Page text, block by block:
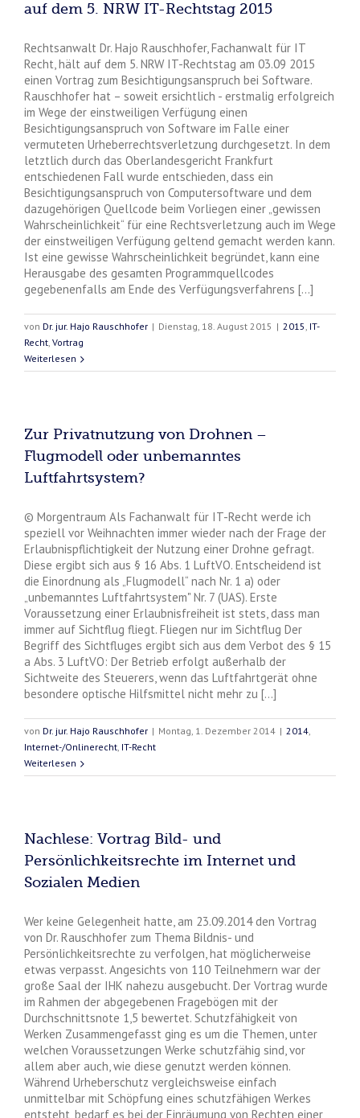
auf dem 5. NRW IT-Rechtstag 2015
Rechtsanwalt Dr. Hajo Rauschhofer, Fachanwalt für IT
Recht, hält auf dem 5. NRW IT-Rechtstag am 03.09 2015
einen Vortrag zum Besichtigungsanspruch bei Software.
Rauschhofer hat – soweit ersichtlich - erstmalig erfolgreich
im Wege der einstweiligen Verfügung einen
Besichtigungsanspruch von Software im Falle einer
vermuteten Urheberrechtsverletzung durchgesetzt. In dem
letztlich durch das Oberlandesgericht Frankfurt
entschiedenen Fall wurde entschieden, dass ein
Besichtigungsanspruch von Computersoftware und dem
dazugehörigen Quellcode beim Vorliegen einer „gewissen
Wahrscheinlichkeit“ für eine Rechtsverletzung auch im Wege
der einstweiligen Verfügung geltend gemacht werden kann.
Ist eine gewisse Wahrscheinlichkeit begründet, kann eine
Herausgabe des gesamten Programmquellcodes
gegebenenfalls am Ende des Verfügungsverfahrens [...]
von Dr. jur. Hajo Rauschhofer | Dienstag, 18. August 2015 | 2015, IT-
Recht, Vortrag
Weiterlesen
Zur Privatnutzung von Drohnen –
Flugmodell oder unbemanntes
Luftfahrtsystem?
© Morgentraum Als Fachanwalt für IT-Recht werde ich
speziell vor Weihnachten immer wieder nach der Frage der
Erlaubnispflichtigkeit der Nutzung einer Drohne gefragt.
Diese ergibt sich aus § 16 Abs. 1 LuftVO. Entscheidend ist
die Einordnung als „Flugmodell“ nach Nr. 1 a) oder
„unbemanntes Luftfahrtsystem" Nr. 7 (UAS). Erste
Voraussetzung einer Erlaubnisfreiheit ist stets, dass man
immer auf Sichtflug fliegt. Fliegen nur im Sichtflug Der
Begriff des Sichtfluges ergibt sich aus dem Verbot des § 15
a Abs. 3 LuftVO: Der Betrieb erfolgt außerhalb der
Sichtweite des Steuerers, wenn das Luftfahrtgerät ohne
besondere optische Hilfsmittel nicht mehr zu [...]
von Dr. jur. Hajo Rauschhofer | Montag, 1. Dezember 2014 | 2014,
Internet-/Onlinerecht, IT-Recht
Weiterlesen
Nachlese: Vortrag Bild- und
Persönlichkeitsrechte im Internet und
Sozialen Medien
Wer keine Gelegenheit hatte, am 23.09.2014 den Vortrag
von Dr. Rauschhofer zum Thema Bildnis- und
Persönlichkeitsrechte zu verfolgen, hat möglicherweise
etwas verpasst. Angesichts von 110 Teilnehmern war der
große Saal der IHK nahezu ausgebucht. Der Vortrag wurde
im Rahmen der abgegebenen Fragebögen mit der
Durchschnittsnote 1,5 bewertet. Schutzfähigkeit von
Werken Zusammengefasst ging es um die Themen, unter
welchen Voraussetzungen Werke schutzfähig sind, vor
allem aber auch, wie diese genutzt werden können.
Während Urheberschutz vergleichsweise einfach
unmittelbar mit Schöpfung eines schutzfähigen Werkes
entsteht, bedarf es bei der Einräumung von Rechten einer